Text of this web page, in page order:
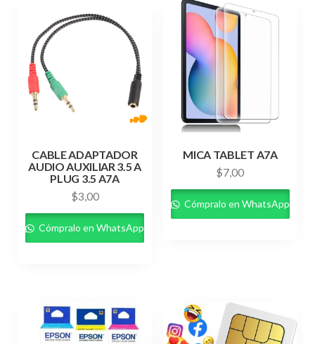
CABLE ADAPTADOR
AUDIO AUXILIAR 3.5 A
PLUG 3.5 A7A
$3,00
Cómpralo en WhatsApp
MICA TABLET A7A
$7,00
Cómpralo en WhatsApp